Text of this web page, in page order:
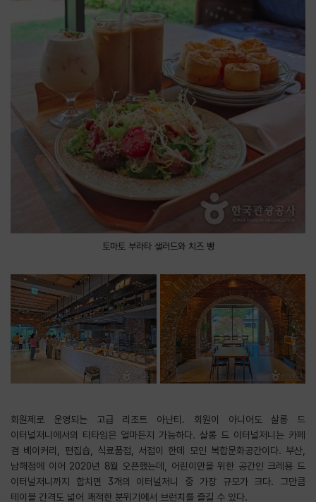
토마토 부라타 샐러드와 치즈 빵
회원제로 운영되는 고급 리조트 아난티. 회원이 아니어도 살롱 드
이터널저니에서의 티타임은 얼마든지 가능하다. 살롱 드 이터널저니는 카페
겸 베이커리, 편집숍, 식료품점, 서점이 한데 모인 복합문화공간이다. 부산,
남해점에 이어 2020년 8월 오픈했는데, 어린이만을 위한 공간인 크레용 드
이터널저니까지 합치면 3개의 이터널저니 중 가장 규모가 크다. 그만큼
테이블 간격도 넓어 쾌적한 분위기에서 브런치를 즐길 수 있다.